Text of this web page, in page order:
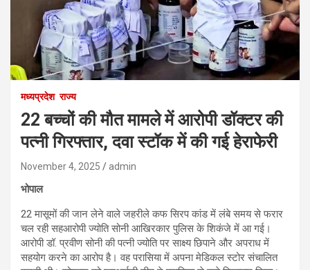
मध्यप्रदेश राज्य
22 बच्चों की मौत मामले में आरोपी डॉक्टर की
पत्नी गिरफ्तार, दवा स्टॉक में की गई हेराफेरी
November 4, 2025 admin
भोपाल
22 मासूमों की जान लेने वाले जहरीले कफ सिरप कांड में लंबे समय से फरार
चल रही सहआरोपी ज्योति सोनी आखिरकार पुलिस के शिकंजे में आ गई।
आरोपी डॉ. प्रवीण सोनी की पत्नी ज्योति पर साक्ष्य छिपाने और अपराध में
सहयोग करने का आरोप है। वह परासिया में अपना मेडिकल स्टोर संचालित